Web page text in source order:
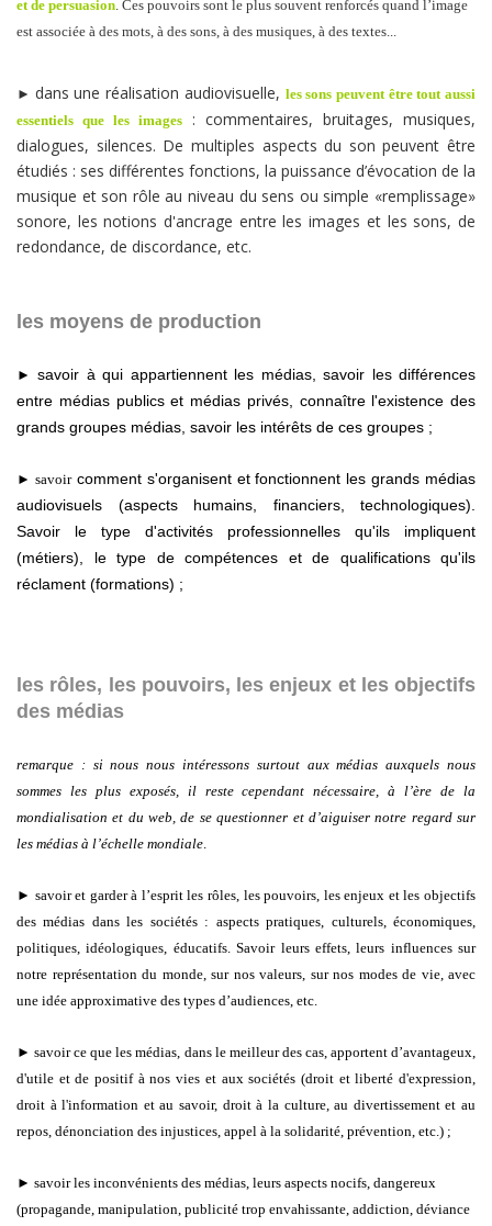
et de persuasion. Ces pouvoirs sont le plus souvent renforcés quand l’image
est associée à des mots, à des sons, à des musiques, à des textes...
► dans une réalisation audiovisuelle, les sons peuvent être tout aussi
essentiels que les images
: commentaires, bruitages, musiques,
dialogues, silences. De multiples aspects du son peuvent être
étudiés : ses différentes fonctions, la puissance d’évocation de la
musique et son rôle au niveau du sens ou simple «remplissage»
sonore, les notions d'ancrage entre les images et les sons, de
redondance, de discordance, etc.
les moyens de production
► savoir à qui appartiennent les médias, savoir les différences
entre médias publics et médias privés, connaître l'existence des
grands groupes médias, savoir les intérêts de ces groupes ;
► savoircomment s'organisent et fonctionnent les grands médias
audiovisuels (aspects humains, financiers, technologiques).
Savoir le type d'activités professionnelles qu'ils impliquent
(métiers), le type de compétences et de qualifications qu'ils
réclament (formations) ;
les rôles, les pouvoirs, les enjeux et les objectifs
des médias
remarque : si nous nous intéressons surtout aux médias auxquels nous
sommes les plus exposés, il reste cependant nécessaire, à l’ère de la
mondialisation et du web, de se questionner et d’aiguiser notre regard sur
les médias à l’échelle mondiale.
► savoir et garder à l’esprit les rôles, les pouvoirs, les enjeux et les objectifs
des médias dans les sociétés : aspects pratiques, culturels, économiques,
politiques, idéologiques, éducatifs. Savoir leurs effets, leurs influences sur
notre représentation du monde, sur nos valeurs, sur nos modes de vie, avec
une idée approximative des types d’audiences, etc.
► savoir ce que les médias, dans le meilleur des cas, apportent d’avantageux,
d'utile et de positif à nos vies et aux sociétés (droit et liberté d'expression,
droit à l'information et au savoir, droit à la culture, au divertissement et au
repos, dénonciation des injustices, appel à la solidarité, prévention, etc.) ;
► savoir les inconvénients des médias, leurs aspects nocifs, dangereux
(propagande, manipulation, publicité trop envahissante, addiction, déviance